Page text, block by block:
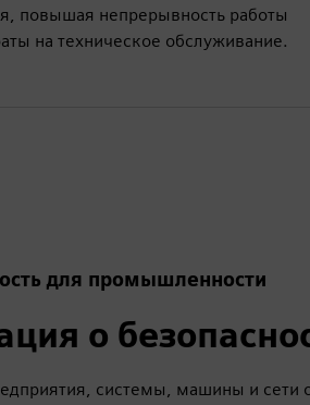
повышая непрерывность работы
на техническое обслуживание.
для промышленности
о
системы, машины и сети